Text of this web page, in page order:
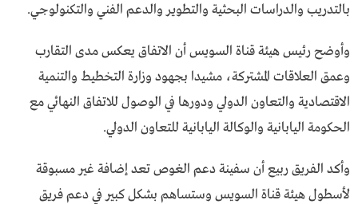
بالتدريب والدراسات البحثية والتطوير والدعم الفني والتكنولوجي.
وأوضح رئيس هيئة قناة السويس أن الاتفاق يعكس مدى التقارب
وعمق العلاقات المشتركة، مشيدا بجهود وزارة التخطيط والتنمية
الاقتصادية والتعاون الدولي ودورها في الوصول للاتفاق النهائي مع
الحكومة اليابانية والوكالة اليابانية للتعاون الدولي.
وأكد الفريق ربيع أن سفينة دعم الغوص تعد إضافة غير مسبوقة
لأسطول هيئة قناة السويس وستساهم بشكل كبير في دعم فريق